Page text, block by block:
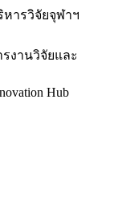
ารวิจัยจุฬาฯ
งานวิจัยและ
Hub